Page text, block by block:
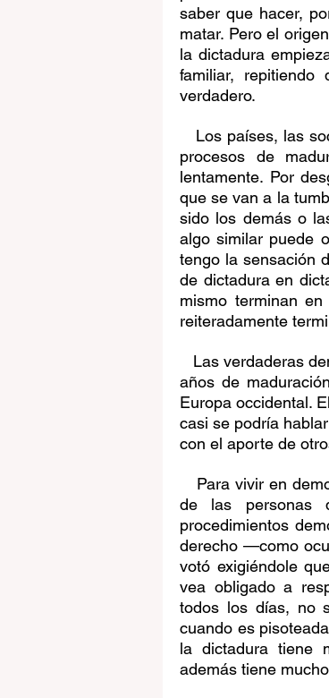
saber que hacer,
matar. Pero el
la dictadura
familiar,
verdadero.
Los países, las
procesos de
lentamente. Por
que se van a la
sido los demás o
algo similar puede
tengo la sensación
de dictadura en
mismo terminan
reiteradamente
Las verdaderas
años de
Europa occidental.
casi se podría
con el aporte de
Para vivir en
de las personas
procedimientos
derecho —como
votó exigiéndole
vea obligado a
todos los días, no
cuando es
la dictadura tiene
además tiene